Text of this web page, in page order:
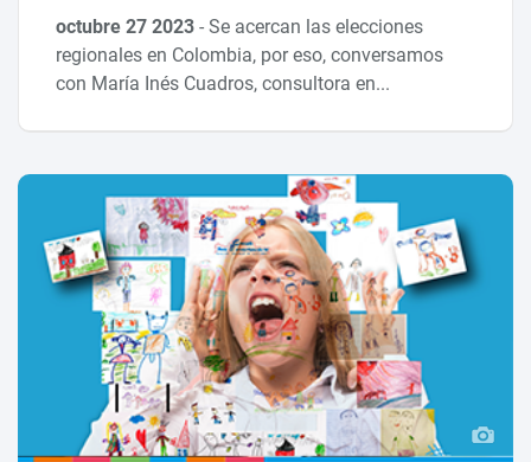
octubre 27 2023-Se acercan las elecciones
regionales en Colombia, por eso, conversamos
con María Inés Cuadros, consultora en...